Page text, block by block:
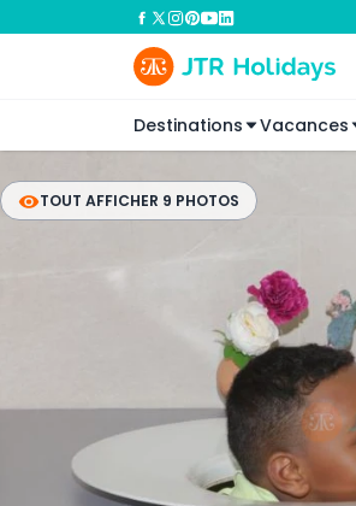
Destinations Vacances
TOUT AFFICHER 9 PHOTOS